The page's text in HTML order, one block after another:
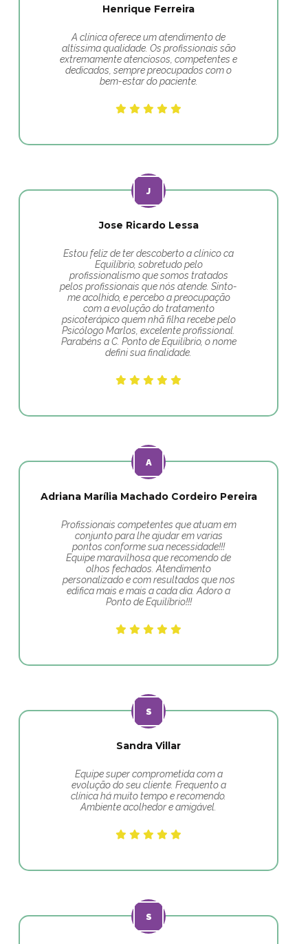
Henrique Ferreira
A clínica oferece um atendimento de
altíssima qualidade. Os profissionais são
extremamente atenciosos, competentes e
dedicados, sempre preocupados com o
bem-estar do paciente.
Jose Ricardo Lessa
Estou feliz de ter descoberto a clínico ca
Equilíbrio, sobretudo pelo
profissionalismo que somos tratados
pelos profissionais que nós atende. Sinto-
me acolhido, e percebo a preocupação
com a evolução do tratamento
psicoterápico quem nhã filha recebe pelo
Psicólogo Marlos, excelente profissional.
Parabéns a C. Ponto de Equilíbrio, o nome
defini sua finalidade.
Adriana Marília Machado Cordeiro Pereira
Profissionais competentes que atuam em
conjunto para lhe ajudar em varias
pontos conforme sua necessidade!!!
Equipe maravilhosa que recomendo de
olhos fechados. Atendimento
personalizado e com resultados que nos
edifica mais e mais a cada dia. Adoro a
Ponto de Equilíbrio!!!
Sandra Villar
Equipe super comprometida com a
evolução do seu cliente. Frequento a
clínica há muito tempo e recomendo.
Ambiente acolhedor e amigável.